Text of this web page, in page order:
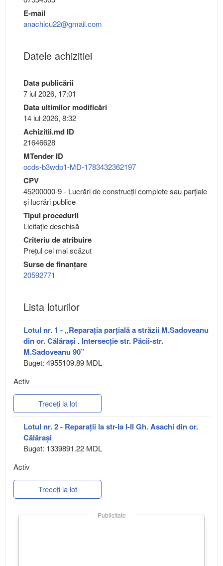
E-mail
anachicu22@gmail.com
Datele achizitiei
Data publicării
7 iul 2026, 17:01
Data ultimilor modificări
14 iul 2026, 8:32
Achizitii.md ID
21646628
MTender ID
ocds-b3wdp1-MD-1783432362197
CPV
45200000-9 - Lucrări de construcţii complete sau parţiale
şi lucrări publice
Tipul procedurii
Licitație deschisă
Criteriu de atribuire
Preţul cel mai scăzut
Surse de finanțare
20592771
Lista loturilor
Lotul nr. 1 - „Reparația parțială a străzii M.Sadoveanu
din or. Călărași . Intersecție str. Păcii-str.
M.Sadoveanu 90”
Buget: 4955109.89 MDL
Activ
Treceți la lot
Lotul nr. 2 - Reparații la str-la I-II Gh. Asachi din or.
Călărași
Buget: 1339891.22 MDL
Activ
Treceți la lot
Publicitate